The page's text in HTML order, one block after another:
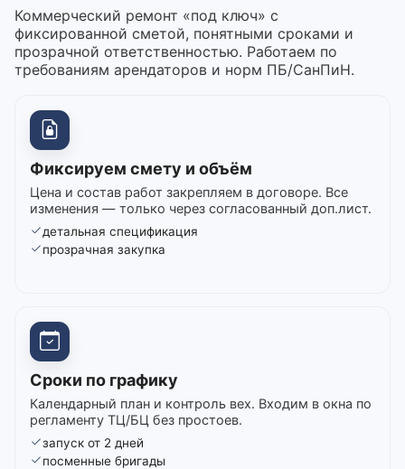
Коммерческий ремонт «под ключ» с
фиксированной сметой, понятными сроками и
прозрачной ответственностью. Работаем по
требованиям арендаторов и норм ПБ/СанПиН.
Фиксируем смету и объём
Цена и состав работ закрепляем в договоре. Все
изменения — только через согласованный доп.лист.
детальная спецификация
прозрачная закупка
Сроки по графику
Календарный план и контроль вех. Входим в окна по
регламенту ТЦ/БЦ без простоев.
запуск от 2 дней
посменные бригады